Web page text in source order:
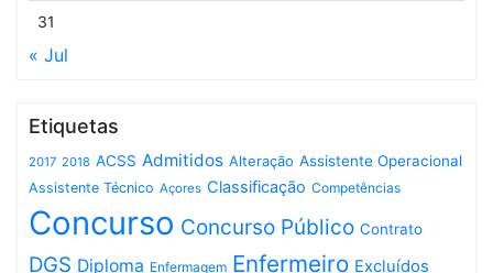
31
« Jul
Etiquetas
2017 2018 ACSS Admitidos Alteração Assistente Operacional
Assistente Técnico Açores Classificação Competências
Concurso Concurso Público Contrato
DGS Diploma Enfermagem Enfermeiro Excluídos